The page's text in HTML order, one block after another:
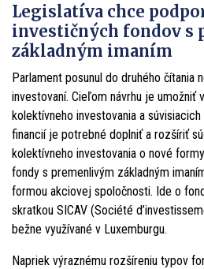
Legislatíva chce
investičných fondov s
základným imaním
Parlament posunul do druhého čítania
investovaní. Cieľom návrhu je umožniť
kolektívneho investovania a
financií je potrebné doplniť a rozšíriť
kolektívneho investovania o nové
fondy s premenlivým základným
formou akciovej spoločnosti. Ide o
skratkou SICAV (Société
bežne využívané v Luxemburgu.
Napriek výraznému rozšíreniu typov